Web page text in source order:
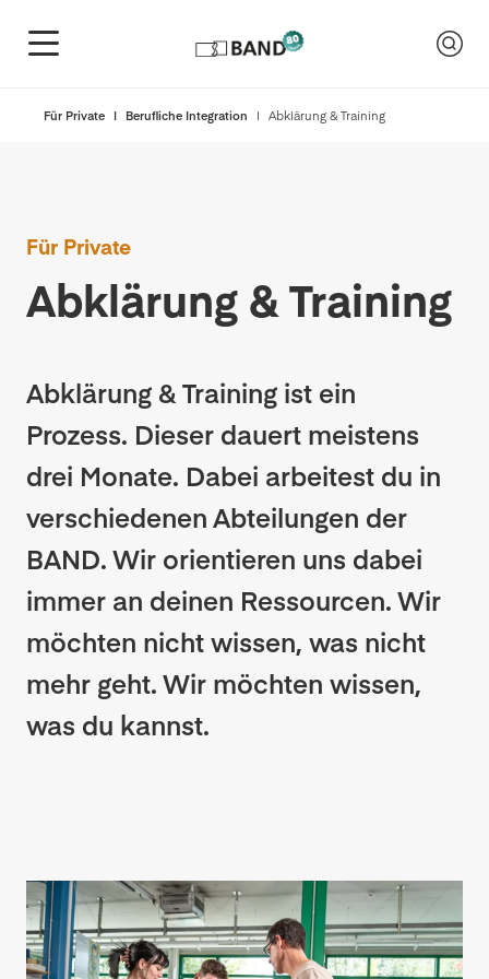
Für Private Berufliche Integration Abklärung & Training
Für Private
Abklärung & Training
Abklärung & Training ist ein
Prozess. Dieser dauert meistens
drei Monate. Dabei arbeitest du in
verschiedenen Abteilungen der
BAND. Wir orientieren uns dabei
immer an deinen Ressourcen. Wir
möchten nicht wissen, was nicht
mehr geht. Wir möchten wissen,
was du kannst.